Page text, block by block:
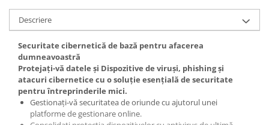
Descriere
Securitate cibernetică de bază pentru afacerea
dumneavoastră
Protejați-vă datele și Dispozitive de viruși, phishing și
atacuri cibernetice cu o soluție esențială de securitate
pentru întreprinderile mici.
Gestionați-vă securitatea de oriunde cu ajutorul unei
platforme de gestionare online.